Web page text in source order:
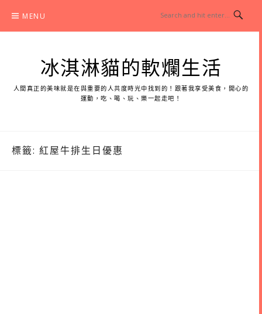
content
MENU
冰淇淋貓的軟爛生活
人間真正的美味就是在與重要的人共度時光中找到的！跟著我享受美食，開心的
運動，吃、喝、玩、樂一起走吧！
標籤: 紅屋牛排生日優惠